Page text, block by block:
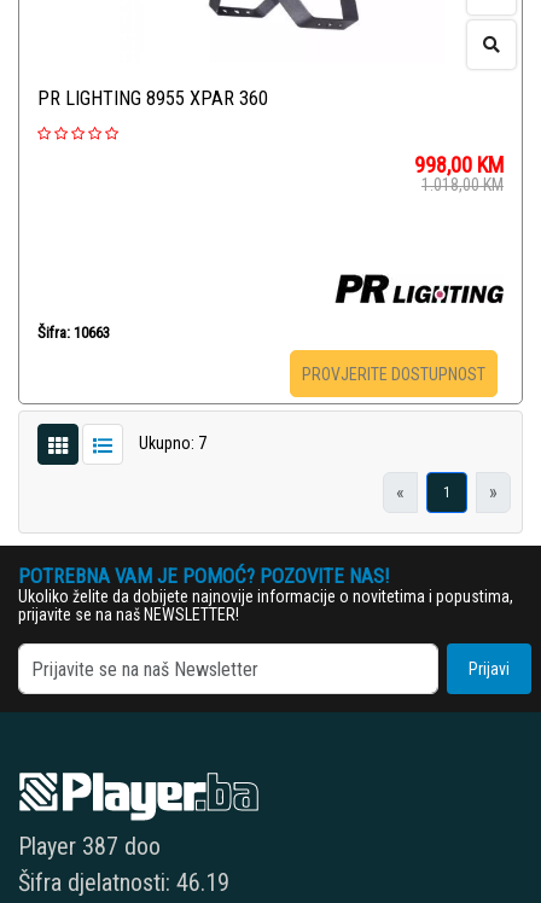
PR LIGHTING 8955 XPAR 360
998,00 KM
1.018,00KM
Šifra: 10663
PROVJERITE DOSTUPNOST
Ukupno: 7
« 1 »
POTREBNA VAM JE POMOĆ? POZOVITE NAS!
Ukoliko želite da dobijete najnovije informacije o novitetima i popustima,
prijavite se na naš NEWSLETTER!
Prijavi
Player 387 doo
Šifra djelatnosti: 46.19